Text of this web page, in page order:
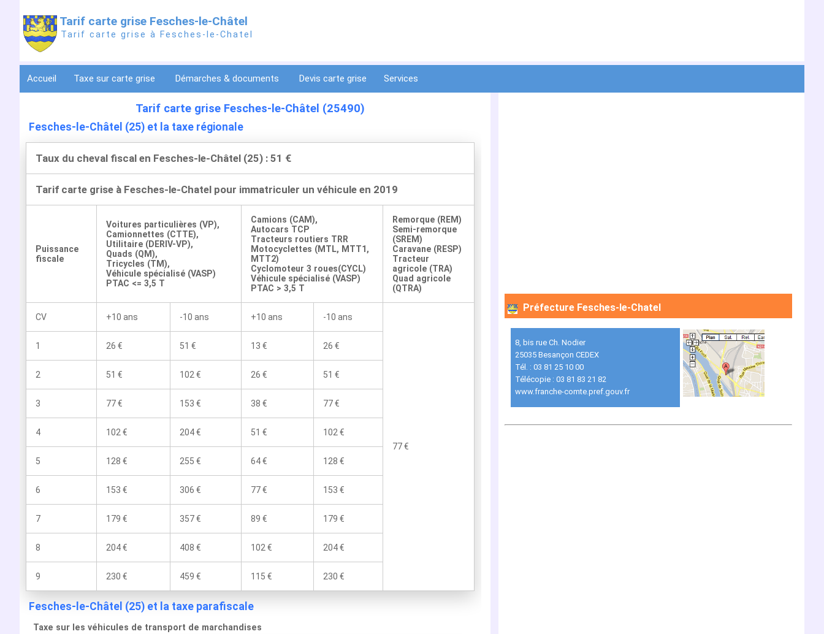
Tarif carte grise Fesches-le-Châtel
Tarif carte grise à Fesches-le-Chatel
Accueil Taxe sur carte grise Démarches & documents Devis carte grise Services
Tarif carte grise Fesches-le-Châtel (25490)
Fesches-le-Châtel (25) et la taxe régionale
Taux du cheval fiscal en Fesches-le-Châtel (25) : 51 €
Tarif carte grise à Fesches-le-Chatel pour immatriculer un véhicule en 2019
Puissance
fiscale
Voitures particulières (VP),
Camionnettes (CTTE),
Utilitaire (DERIV-VP),
Quads (QM),
Tricycles (TM),
Véhicule spécialisé (VASP)
PTAC <= 3,5 T
Camions (CAM),
Autocars TCP
Tracteurs routiers TRR
Motocyclettes (MTL, MTT1,
MTT2)
Cyclomoteur 3 roues(CYCL)
Véhicule spécialisé (VASP)
PTAC > 3,5 T
Remorque (REM)
Semi-remorque
(SREM)
Caravane (RESP)
Tracteur
agricole (TRA)
Quad agricole
(QTRA)
CV +10 ans -10 ans +10 ans -10 ans
77 €
1 26 € 51 € 13 € 26 €
2 51 € 102 € 26 € 51 €
3 77 € 153 € 38 € 77 €
4 102 € 204 € 51 € 102 €
5 128 € 255 € 64 € 128 €
6 153 € 306 € 77 € 153 €
7 179 € 357 € 89 € 179 €
8 204 € 408 € 102 € 204 €
9 230 € 459 € 115 € 230 €
Fesches-le-Châtel (25) et la taxe parafiscale
Taxe sur les véhicules de transport de marchandises
Préfecture Fesches-le-Chatel
8, bis rue Ch. Nodier
25035 Besançon CEDEX
Tél. : 03 81 25 10 00
Télécopie : 03 81 83 21 82
www.franche-comte.pref.gouv.fr